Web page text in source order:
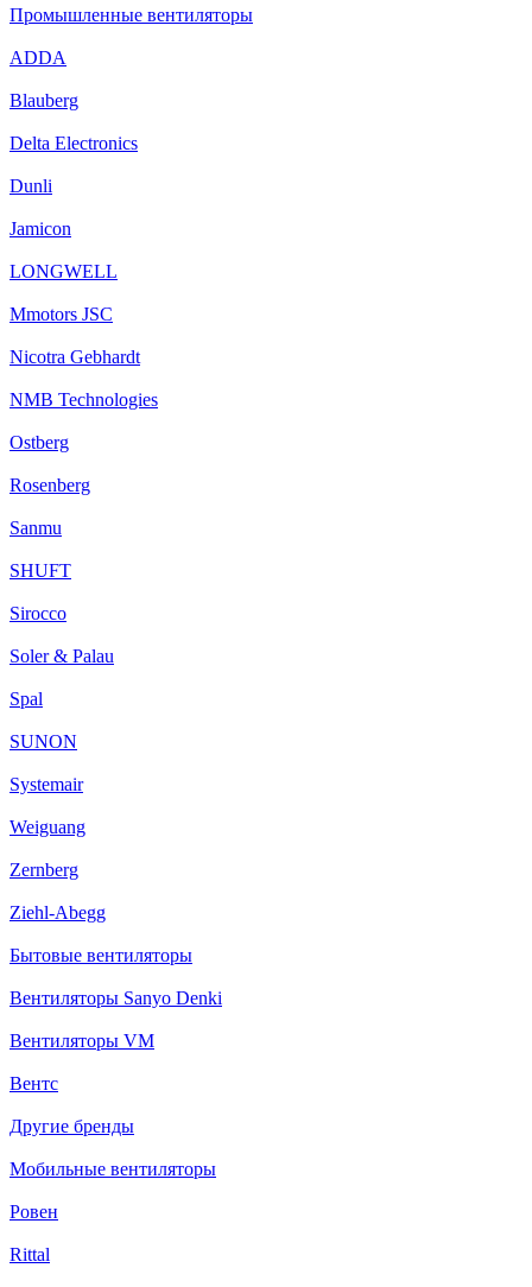
Промышленные вентиляторы
ADDA
Blauberg
Delta Electronics
Dunli
Jamicon
LONGWELL
Mmotors JSC
Nicotra Gebhardt
NMB Technologies
Ostberg
Rosenberg
Sanmu
SHUFT
Sirocco
Soler & Palau
Spal
SUNON
Systemair
Weiguang
Zernberg
Ziehl-Abegg
Бытовые вентиляторы
Вентиляторы Sanyo Denki
Вентиляторы VM
Вентс
Другие бренды
Мобильные вентиляторы
Ровен
Rittal